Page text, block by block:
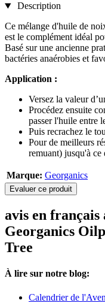
Description
Ce mélange d'huile de
est le complément idéal
Basé sur une ancienne
bactéries anaérobies et
Application :
Versez la valeur
Procédez ensuite
passer l'huile entre
Puis recrachez le
Pour de meilleurs
remuant) jusqu'à
Marque: Georganics
Evaluer ce produit
avis en
Georganics
Tree
À lire sur notre blog:
Calendrier de